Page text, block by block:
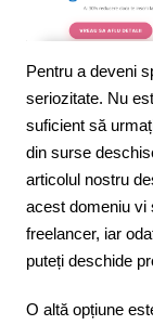
Pentru a deveni
seriozitate. Nu
suficient să
din surse
articolul nostru
acest domeniu vi
freelancer, iar
puteți deschide
O altă opțiune